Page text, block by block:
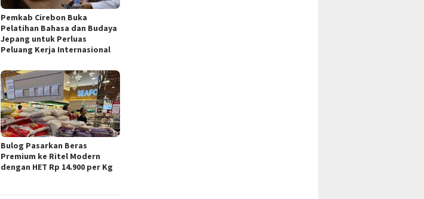
Pemkab Cirebon Buka
Pelatihan Bahasa dan Budaya
Jepang untuk Perluas
Peluang Kerja Internasional
Bulog Pasarkan Beras
Premium ke Ritel Modern
dengan HET Rp 14.900 per Kg